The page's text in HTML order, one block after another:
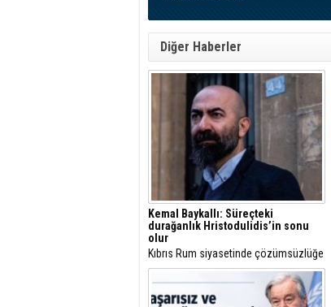
Diğer Haberler
Kemal Baykallı: Süreçteki
durağanlık Hristodulidis’in sonu
olur
Kıbrıs Rum siyasetinde çözümsüzlüğe
oynayan liderlerin geçmişte seçim
kaybettiğini hatırlatan Baykallı,
Hristodulidis’in 2028 seçimlerine kadar
herhangi bir ilerleme sağlayamaması